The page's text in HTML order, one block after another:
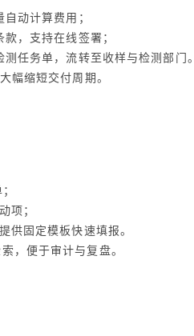
动计算费用；
，支持在线签署；
任务单，流转至收样与检测部门。
幅缩短交付周期。
项；
供固定模板快速填报。
，便于审计与复盘。